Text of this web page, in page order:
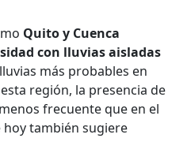
Quito y Cuenca
con lluvias aisladas
más probables en
región, la presencia de
frecuente que en el
también sugiere